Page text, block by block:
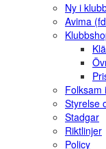
Ny i
Avima
Folksam
Styrelse
Stadgar
Riktlinjer
Policy